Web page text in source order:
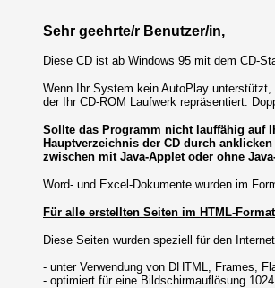
Sehr geehrte/r Benutzer/in,
Diese CD ist ab Windows 95 mit dem CD-
Wenn Ihr System kein AutoPlay
der Ihr CD-ROM Laufwerk repräsentiert.
Sollte das Programm nicht lauffähig auf
Hauptverzeichnis der CD durch
zwischen mit Java-Applet oder ohne
Word- und Excel-Dokumente wurden im
Für alle erstellten Seiten im HTML-
Diese Seiten wurden speziell für den
- unter Verwendung von DHTML, Frames,
- optimiert für eine Bildschirmauflösung